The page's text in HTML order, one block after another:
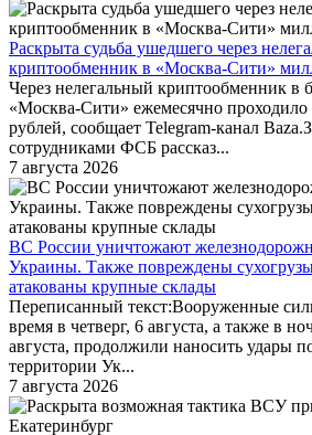
Раскрыта судьба ушедшего через
криптообменник в «Москва-Сити»
Через нелегальный криптообменник в
«Москва-Сити» ежемесячно проходило
рублей, сообщает Telegram-канал
сотрудниками ФСБ рассказ...
7 августа 2026
ВС России уничтожают
Украины. Также повреждены
атакованы крупные склады
Переписанный текст:Вооруженные
время в четверг, 6 августа, а также в
августа, продолжили наносить удары
территории Ук...
7 августа 2026